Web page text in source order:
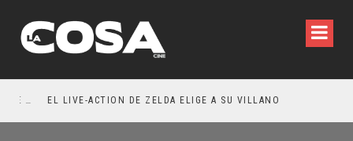
EL LIVE-ACTION DE ZELDA ELIGE A SU VILLANO